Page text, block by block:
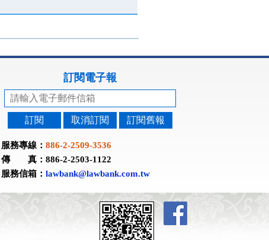
訂閱電子報
訂閱 取消訂閱 訂閱舊報
服務專線： 886-2-2509-3536
傳 真：886-2-2503-1122
服務信箱： lawbank@lawbank.com.tw